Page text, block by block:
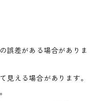
誤差がある場合がありま
える場合があります。